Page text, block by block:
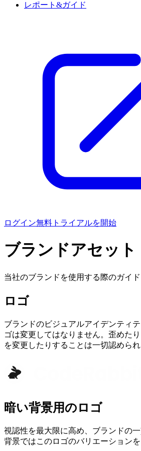
レポート&ガイド
ログイン無料トライアルを開始
ブランドアセット
当社のブランドを使用する際のガイ
ロゴ
ブランドのビジュアルアイデンティ
ゴは変更してはなりません。歪めた
を変更したりすることは一切認められ
暗い背景用のロゴ
視認性を最大限に高め、ブランドの
背景ではこのロゴのバリエーションを